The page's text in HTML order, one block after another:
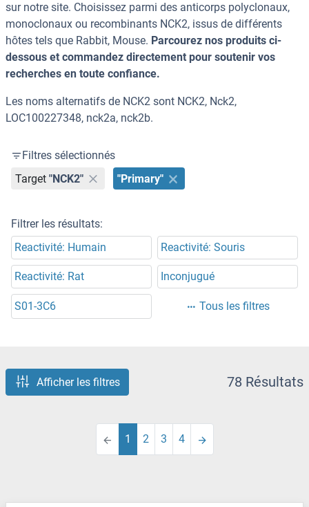
sur notre site. Choisissez parmi des anticorps polyclonaux,
monoclonaux ou recombinants NCK2, issus de différents
hôtes tels que Rabbit, Mouse. Parcourez nos produits ci-
dessous et commandez directement pour soutenir vos
recherches en toute confiance.
Les noms alternatifs de NCK2 sont NCK2, Nck2,
LOC100227348, nck2a, nck2b.
Filtres sélectionnés
Target "NCK2" "Primary"
Filtrer les résultats:
Reactivité: Humain
Reactivité: Souris
Reactivité: Rat Inconjugué
S01-3C6 Tous les filtres
Afficher les filtres 78 Résultats
1 2 3 4